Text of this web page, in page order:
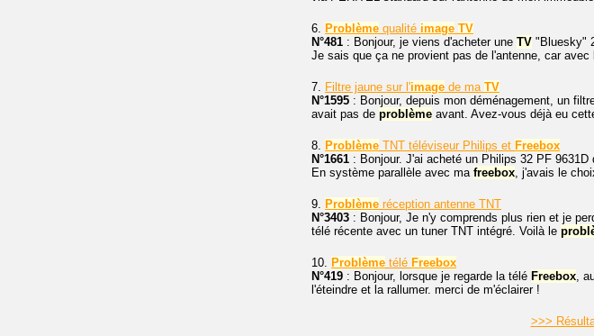
6. Problème qualité image TV
N°481 : Bonjour, je viens d'acheter une TV "Bluesky"
Je sais que ça ne provient pas de l'antenne, car avec
7. Filtre jaune sur l'image de ma TV
N°1595 : Bonjour, depuis mon déménagement, un
avait pas de problème avant. Avez-vous déjà eu
8. Problème TNT téléviseur Philips et Freebox
N°1661 : Bonjour. J'ai acheté un Philips 32 PF
En système parallèle avec ma freebox, j'avais le
9. Problème réception antenne TNT
N°3403 : Bonjour, Je n'y comprends plus rien et je
télé récente avec un tuner TNT intégré. Voilà le
10. Problème télé Freebox
N°419 : Bonjour, lorsque je regarde la télé Freebox,
l'éteindre et la rallumer. merci de m'éclairer !
>>>